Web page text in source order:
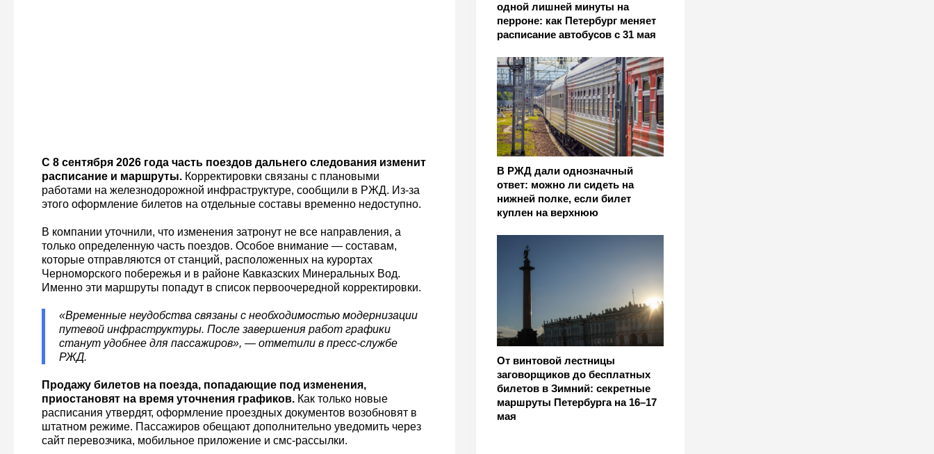
одной лишней минуты на
перроне: как Петербург меняет
расписание автобусов с 31 мая
В РЖД дали однозначный
ответ: можно ли сидеть на
нижней полке, если билет
куплен на верхнюю
От винтовой лестницы
заговорщиков до бесплатных
билетов в Зимний: секретные
маршруты Петербурга на 16–17
мая
С 8 сентября 2026 года часть поездов дальнего следования изменит
расписание и маршруты.Корректировки связаны с плановыми
работами на железнодорожной инфраструктуре, сообщили в РЖД. Из-за
этого оформление билетов на отдельные составы временно недоступно.
В компании уточнили, что изменения затронут не все направления, а
только определенную часть поездов. Особое внимание — составам,
которые отправляются от станций, расположенных на курортах
Черноморского побережья и в районе Кавказских Минеральных Вод.
Именно эти маршруты попадут в список первоочередной корректировки.
«Временные неудобства связаны с необходимостью модернизации
путевой инфраструктуры. После завершения работ графики
станут удобнее для пассажиров», — отметили в пресс-службе
РЖД.
Продажу билетов на поезда, попадающие под изменения,
приостановят на время уточнения графиков.Как только новые
расписания утвердят, оформление проездных документов возобновят в
штатном режиме. Пассажиров обещают дополнительно уведомить через
сайт перевозчика, мобильное приложение и смс-рассылки.